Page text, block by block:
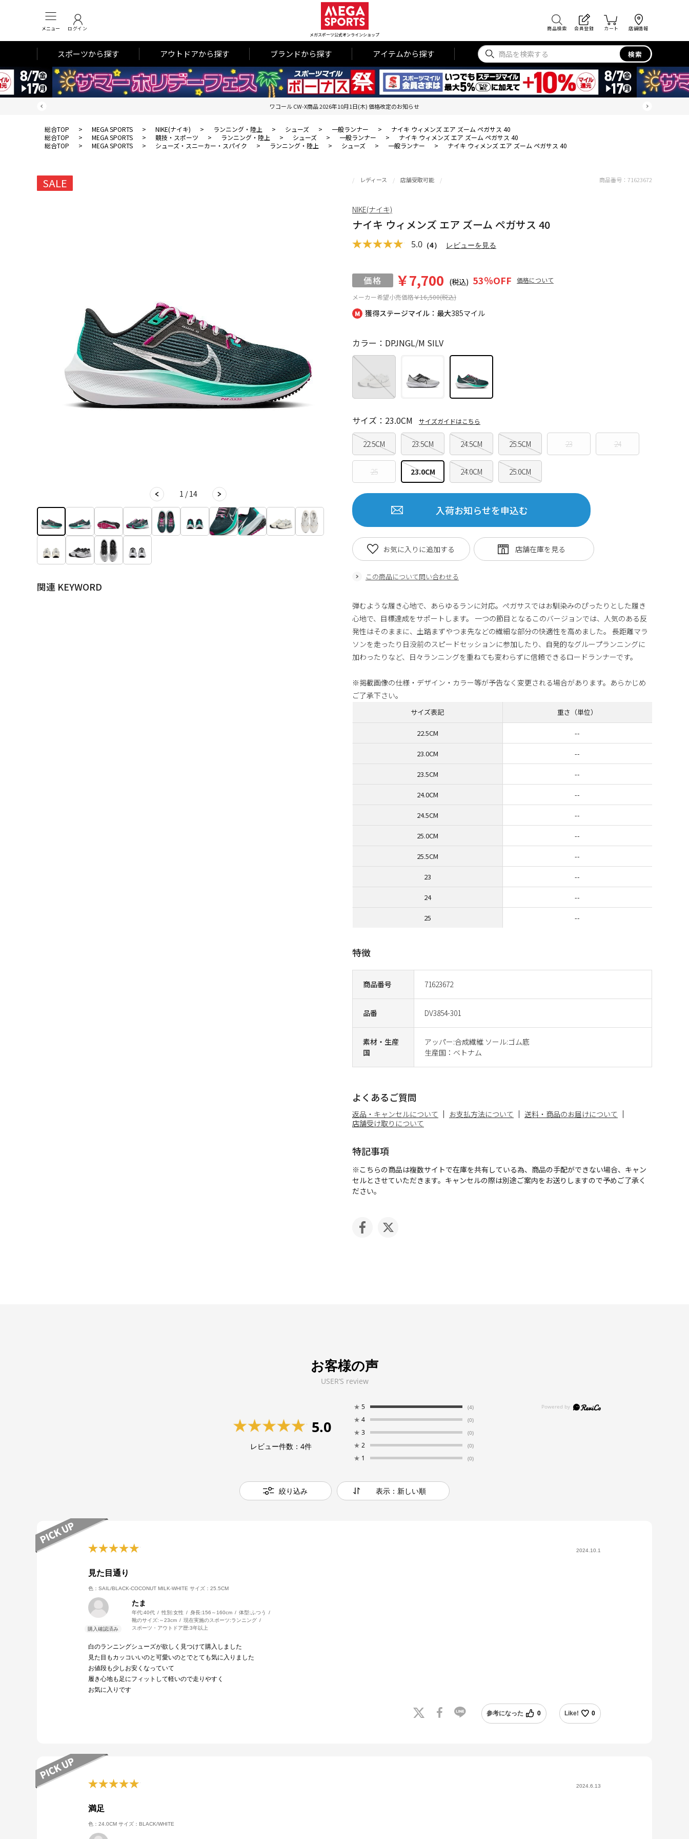
メニュー ログイン
メガスポーツ公式オンラインショップ
商品検索 会員登録 カート 店舗情報
スポーツから探す アウトドアから探す ブランドから探す アイテムから探す 検索
ワコール CW-X商品 2026年10月1日(木) 価格改定のお知らせ
総合TOP > MEGA SPORTS > NIKE(ナイキ) > ランニング・陸上 > シューズ > 一般ランナー >
ナイキ ウィメンズ エア ズーム ペガサス 40
総合TOP
> MEGA SPORTS > 競技・スポーツ > ランニング・陸上 > シューズ > 一般ランナー >
ナイキ ウィメンズ エア ズーム ペガサス 40
総合TOP
> MEGA SPORTS > シューズ・スニーカー・スパイク > ランニング・陸上 > シューズ > 一般ランナー > ナイキ ウィメンズ エア ズーム ペガサス 40
SALE
1 / 14
関連 KEYWORD
獲得ステージマイル：最大385マイル
レディース 店舗受取可能
ナイキ ウィメンズ エア ズーム ペガサス 40
5.0 （4） レビューを見る
メーカー希望小売価格￥16,500(税込)
￥7,700 (税込) 53％OFF 価格について
商品番号 71623672
品番 DV3854-301
素材・生産
国
アッパー:合成繊維 ソール:ゴム底
生産国：ベトナム
カラー：DPJNGL/M SILV
22.5CM 23.5CM 24.5CM 25.5CM 23 24
25 23.0CM 24.0CM 25.0CM
サイズ：23.0CM サイズガイドはこちら
入荷お知らせを申込む
この商品について問い合わせる
お気に入りに追加する
商品番号： 71623672
NIKE(ナイキ)
弾むような履き心地で、あらゆるランに対応。ペガサスではお馴染みのぴったりとした履き
心地で、目標達成をサポートします。 一つの節目となるこのバージョンでは、人気のある反
発性はそのままに、土踏まずやつま先などの繊細な部分の快適性を高めました。 長距離マラ
ソンを走ったり日没前のスピードセッションに参加したり、自発的なグループランニングに
加わったりなど、日々ランニングを重ねても変わらずに信頼できるロードランナーです。
※掲載画像の仕様・デザイン・カラー等が予告なく変更される場合があります。あらかじめ
ご了承下さい。
特徴
よくあるご質問
返品・キャンセルについて お支払方法について
送料・商品のお届けについて
店舗受け取りについて
特記事項
※こちらの商品は複数サイトで在庫を共有している為、商品の手配ができない場合、キャン
セルとさせていただきます。キャンセルの際は別途ご案内をお送りしますので予めご了承く
ださい。
サイズ表記 重さ（単位）
22.5CM --
23.0CM --
23.5CM --
24.0CM --
24.5CM --
25.0CM --
25.5CM --
23 --
24 --
25 --
お客様の声
USER’S review
5.0
レビュー件数：4件
★ 5 (4)
★ 4 (0)
★ 3 (0)
★ 2 (0)
★ 1 (0)
絞り込み 表示：新しい順
2024.10.1
見た目通り
色：SAIL/BLACK-COCONUT MILK-WHITE サイズ：25.5CM
たま
年代:40代 性別:女性 身長:156～160cm 体型:ふつう
靴のサイズ: ～23cm 現在実施のスポーツ:ランニング
スポーツ・アウトドア歴:3年以上
白のランニングシューズが欲しく見つけて購入しました
見た目もカッコいいのと可愛いのとでとても気に入りました
お値段も少しお安くなっていて
履き心地も足にフィットして軽いので走りやすく
お気に入りです
参考になった 0 Like! 0
2024.6.13
満足
色：24.0CM サイズ：BLACK/WHITE